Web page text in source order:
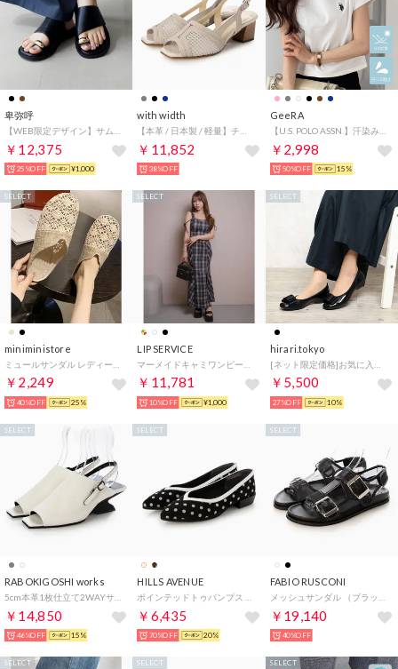
卑弥呼
￥12,375
25%OFF ¥1,000
with width
￥11,852
38%OFF
GeeRA
【U.S. POLO ASSN.】汗染み防止・UV対策機能付き！ワンポイント刺繍Tシャツトップス （オフホワイト）
￥2,998
50%OFF 15%
miniministore
￥2,249
SELECT
40%OFF 25%
LIP SERVICE
￥11,781
SELECT
10%OFF ¥1,000
hirari.tokyo
￥5,500
SELECT
27%OFF 10%
RABOKIGOSHI works
5cm本革1枚仕立て2WAYサンダル （ホワイト）
￥14,850
SELECT
46%OFF 15%
HILLS AVENUE
ポインテッドトゥパンプス （ブラックドット）
￥6,435
SELECT
70%OFF 20%
FABIO RUSCONI
メッシュサンダル （ブラック）
￥19,140
SELECT
40%OFF
SELECT SELECT SELECT